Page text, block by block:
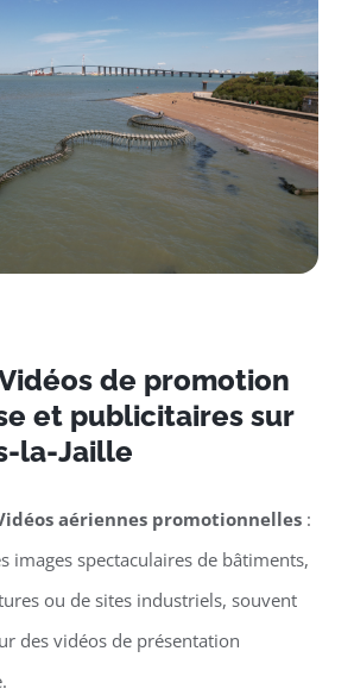
de promotion
et publicitaires sur
la-Jaille
aériennes promotionnelles:
images spectaculaires de bâtiments,
ou de sites industriels, souvent
des vidéos de présentation